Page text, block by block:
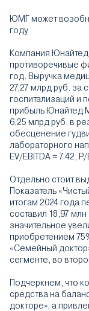
ЮМГ может
году
Компания
противоречивые
год. Выручка
27,27 млрд руб. за
госпитализаций и
прибыль Юнайтед
6,25 млрд руб. в
обесценение
лабораторного
EV/EBITDA = 7.42,
Отдельно стоит
Показатель
итогам 2024 года
составил 18,97
значительное
приобретением
«Семейный
сегменте, во
Подчеркнем, что
средства на
докторе», а